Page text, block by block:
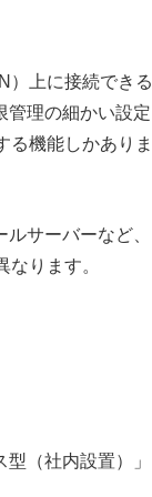
）上に接続できる
管理の細かい設定
る機能しかありま
サーバーなど、
ります。
（社内設置）」